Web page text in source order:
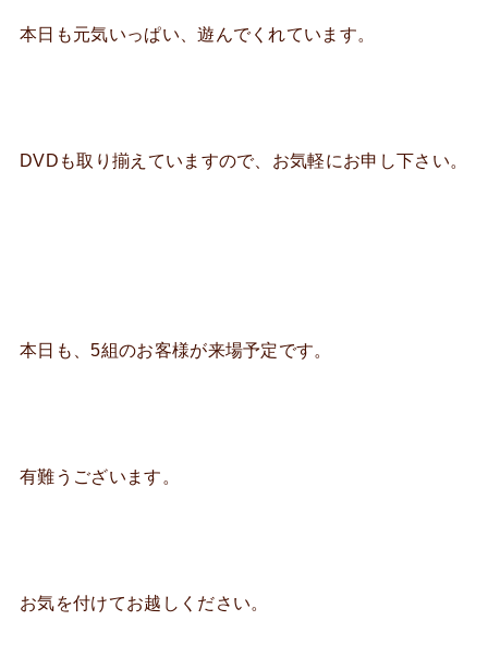
本日も元気いっぱい、遊んでくれています。
DVDも取り揃えていますので、お気軽にお申し下さい。
本日も、5組のお客様が来場予定です。
有難うございます。
お気を付けてお越しください。